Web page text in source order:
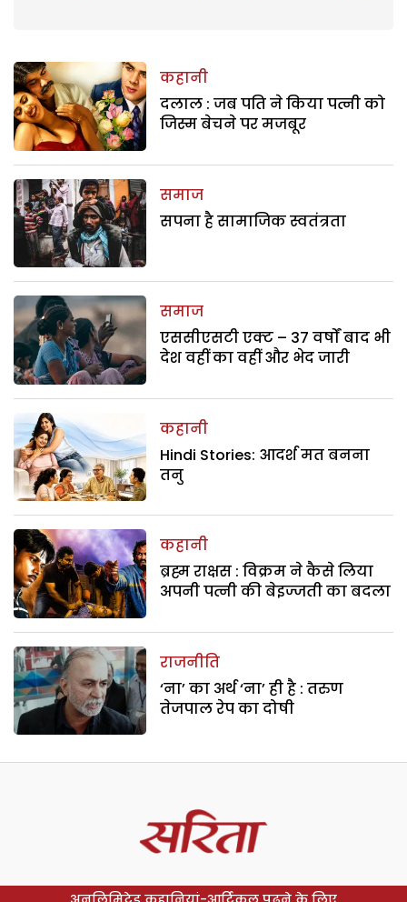
कहानी
दलाल : जब पति ने किया पत्नी को
जिस्म बेचने पर मजबूर
समाज
सपना है सामाजिक स्वतंत्रता
समाज
एससीएसटी एक्ट – 37 वर्षों बाद भी
देश वहीं का वहीं और भेद जारी
कहानी
Hindi Stories: आदर्श मत बनना
तनु
कहानी
ब्रह्म राक्षस : विक्रम ने कैसे लिया
अपनी पत्नी की बेइज्जती का बदला
राजनीति
‘ना’ का अर्थ ‘ना’ ही है : तरुण
तेजपाल रेप का दोषी